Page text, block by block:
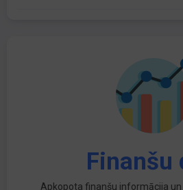
Finanšu
Apkopota finanšu informācija